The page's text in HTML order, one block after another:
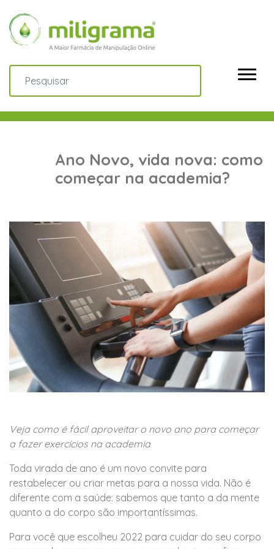
Ano Novo, vida nova: como
começar na academia?
Veja como é fácil aproveitar o novo ano para começar
a fazer exercícios na academia
Toda virada de ano é um novo convite para
restabelecer ou criar metas para a nossa vida. Não é
diferente com a saúde: sabemos que tanto a da mente
quanto a do corpo são importantíssimas.
Para você que escolheu 2022 para cuidar do seu corpo